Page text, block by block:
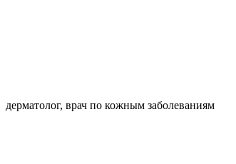
дерматолог, врач по кожным заболеваниям